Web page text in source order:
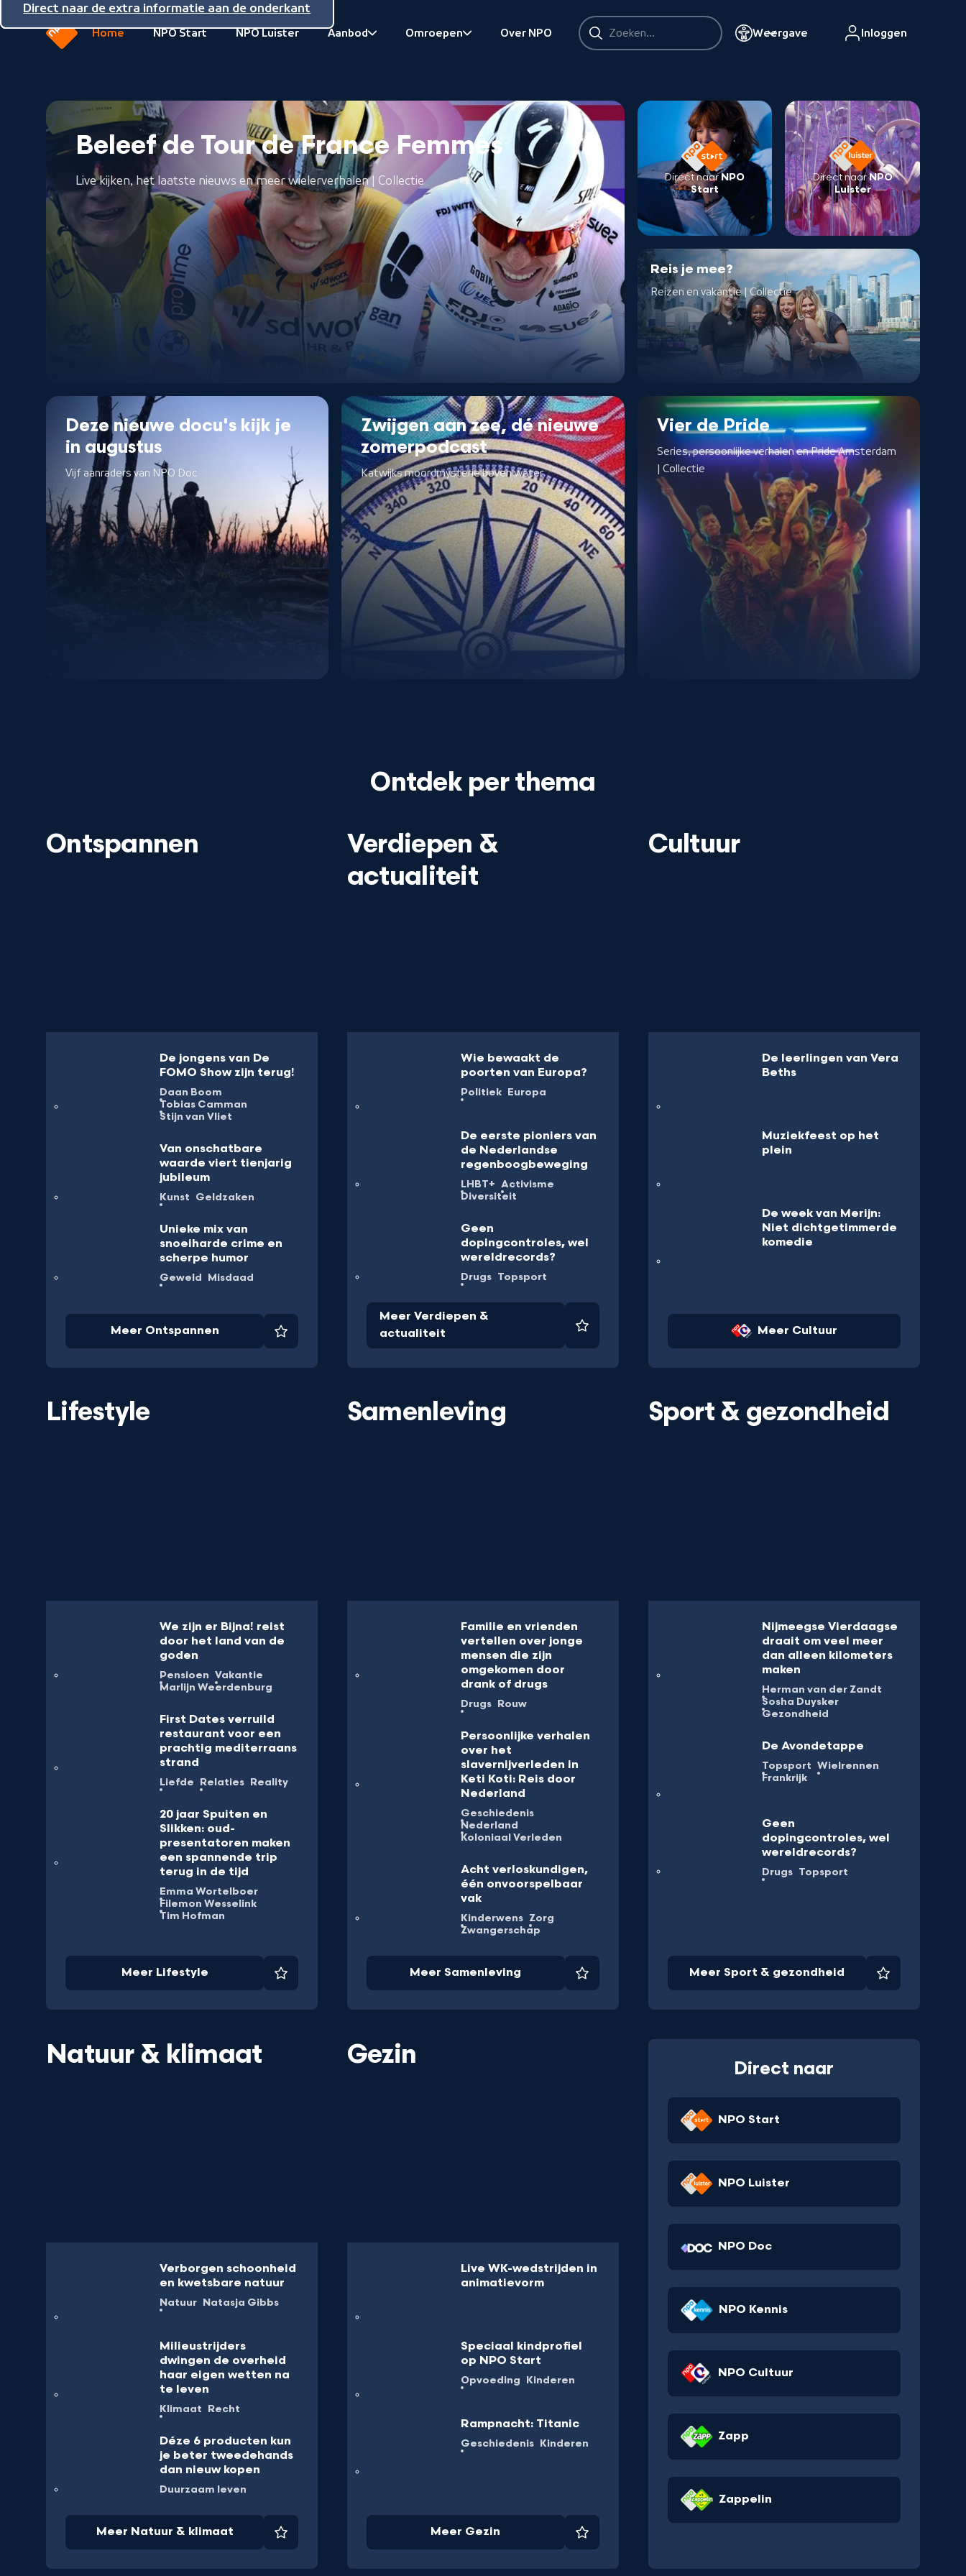
Direct naar de inhoud
Direct naar de hoofdnavigatie
Direct naar de extra informatie aan de onderkant
van
NPO
Home NPO Start NPO Luister
Aanbod
Omroepen
Over NPO
Zoeken
Zoeken
Weergave Inloggen
Nederlandse
Publieke
Omroep
Direct naarNPO
Start
Direct naarNPO
Luister
Beleef de Tour de France Femmes
Live kijken, het laatste nieuws en meer wielerverhalen | Collectie
Reis je mee?
Reizen en vakantie | Collectie
Deze nieuwe docu's kijk je
in augustus
Vijf aanraders van NPO Doc
Zwijgen aan zee, dé nieuwe
zomerpodcast
Katwijks moordmysterie boven water
Vier de Pride
Series, persoonlijke verhalen en Pride Amsterdam
| Collectie
Ontdek per thema
Ontspannen
De jongens van De
FOMO Show zijn terug!
Daan Boom
Tobias Camman
Stijn van Vliet
Van onschatbare
waarde viert tienjarig
jubileum
Kunst Geldzaken
Unieke mix van
snoeiharde crime en
scherpe humor
Geweld Misdaad
Meer Ontspannen Favoriet
Verdiepen &
actualiteit
Wie bewaakt de
poorten van Europa?
Politiek Europa
De eerste pioniers van
de Nederlandse
regenboogbeweging
LHBT+ Activisme
Diversiteit
Geen
dopingcontroles, wel
wereldrecords?
Drugs Topsport
Meer Verdiepen &
actualiteit
Favoriet
Cultuur
De leerlingen van Vera
Beths
Muziekfeest op het
plein
De week van Merijn:
Niet dichtgetimmerde
komedie
Meer Cultuur
Lifestyle
We zijn er Bijna! reist
door het land van de
goden
Pensioen Vakantie
Marlijn Weerdenburg
First Dates verruild
restaurant voor een
prachtig mediterraans
strand
Liefde Relaties Reality
20 jaar Spuiten en
Slikken: oud-
presentatoren maken
een spannende trip
terug in de tijd
Emma Wortelboer
Filemon Wesselink
Tim Hofman
Meer Lifestyle Favoriet
Samenleving
Familie en vrienden
vertellen over jonge
mensen die zijn
omgekomen door
drank of drugs
Drugs Rouw
Persoonlijke verhalen
over het
slavernijverleden in
Keti Koti: Reis door
Nederland
Geschiedenis
Nederland
Koloniaal Verleden
Acht verloskundigen,
één onvoorspelbaar
vak
Kinderwens Zorg
Zwangerschap
Meer Samenleving Favoriet
Sport & gezondheid
Nijmeegse Vierdaagse
draait om veel meer
dan alleen kilometers
maken
Herman van der Zandt
Sosha Duysker
Gezondheid
De Avondetappe
Topsport Wielrennen
Frankrijk
Geen
dopingcontroles, wel
wereldrecords?
Drugs Topsport
Meer Sport & gezondheid Favoriet
Natuur & klimaat
Verborgen schoonheid
en kwetsbare natuur
Natuur Natasja Gibbs
Milieustrijders
dwingen de overheid
haar eigen wetten na
te leven
Klimaat Recht
Déze 6 producten kun
je beter tweedehands
dan nieuw kopen
Duurzaam leven
Meer Natuur & klimaat Favoriet
Gezin
Live WK-wedstrijden in
animatievorm
Speciaal kindprofiel
op NPO Start
Opvoeding Kinderen
Rampnacht: Titanic
Geschiedenis Kinderen
Meer Gezin Favoriet
Direct naar
NPO Start
NPO Luister
NPO Doc
NPO Kennis
NPO Cultuur
Zapp
Zappelin